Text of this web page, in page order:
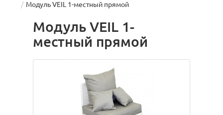
Модуль VEIL 1-местный прямой
Модуль VEIL 1-
местный прямой